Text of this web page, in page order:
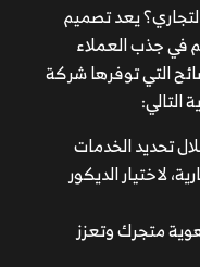
لاختيار الديكور
متجرك وتعزز تجربة
العملاء داخل
مساحات مريحة
يعد تصميم
في جذب العملاء
التي توفرها شركة
تحديد الخدمات
لاختيار الديكور
متجرك وتعزز